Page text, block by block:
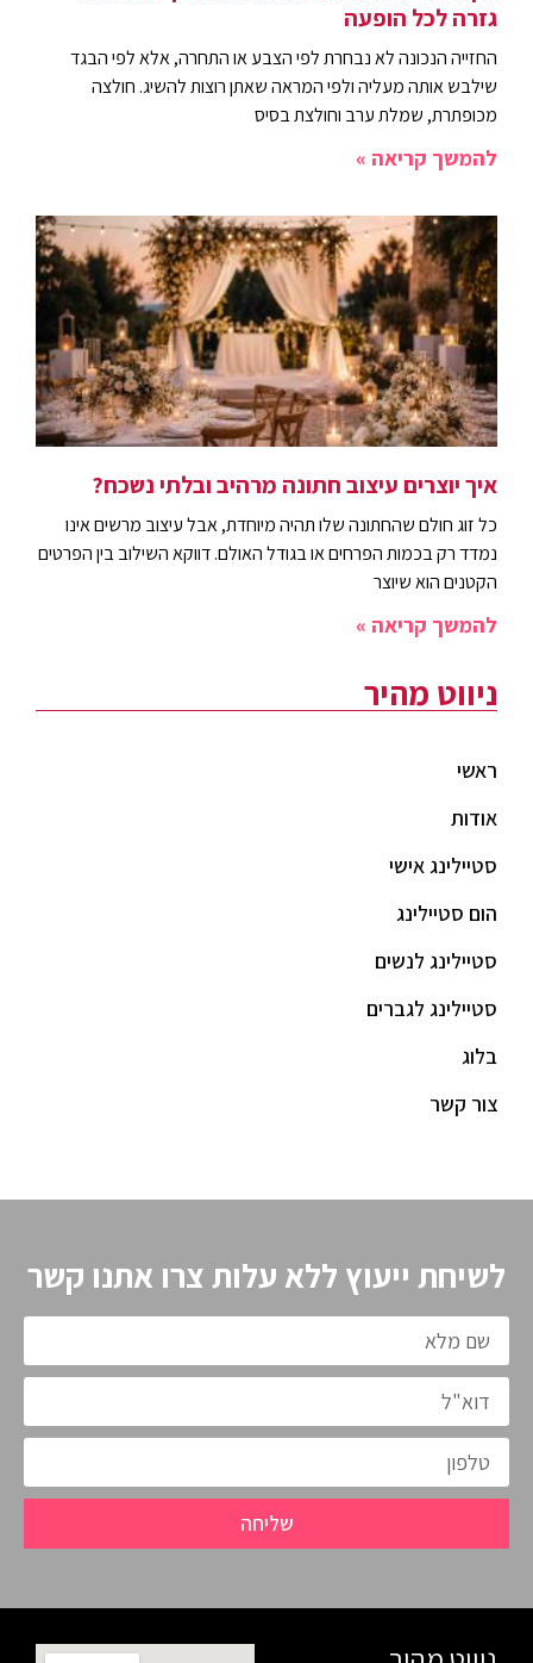
גזרה לכל הופעה
החזייה הנכונה לא נבחרת לפי הצבע או התחרה, אלא לפי הבגד
שילבש אותה מעליה ולפי המראה שאתן רוצות להשיג. חולצה
מכופתרת, שמלת ערב וחולצת בסיס
להמשך קריאה »
איך יוצרים עיצוב חתונה מרהיב ובלתי נשכח?
כל זוג חולם שהחתונה שלו תהיה מיוחדת, אבל עיצוב מרשים אינו
נמדד רק בכמות הפרחים או בגודל האולם. דווקא השילוב בין הפרטים
הקטנים הוא שיוצר
להמשך קריאה »
ניווט מהיר
ראשי
אודות
סטיילינג אישי
הום סטיילינג
סטיילינג לנשים
סטיילינג לגברים
בלוג
צור קשר
לשיחת ייעוץ ללא עלות צרו אתנו קשר
שליחה